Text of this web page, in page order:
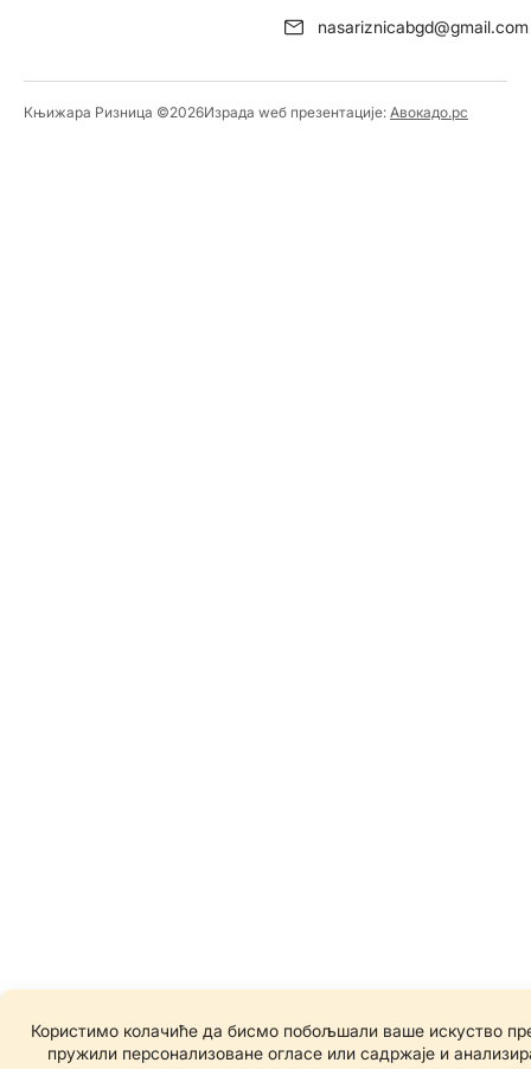
nasariznicabgd@gmail.com
Књижара Ризница ©️2026Израда wеб презентације: Авокадо.рс